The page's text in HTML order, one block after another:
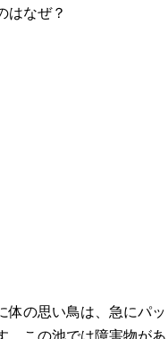
はなぜ？
体の思い鳥は、急にパ